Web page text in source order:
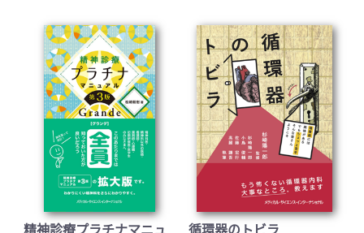
精神診療プラチナマニュ
循環器のトビラ